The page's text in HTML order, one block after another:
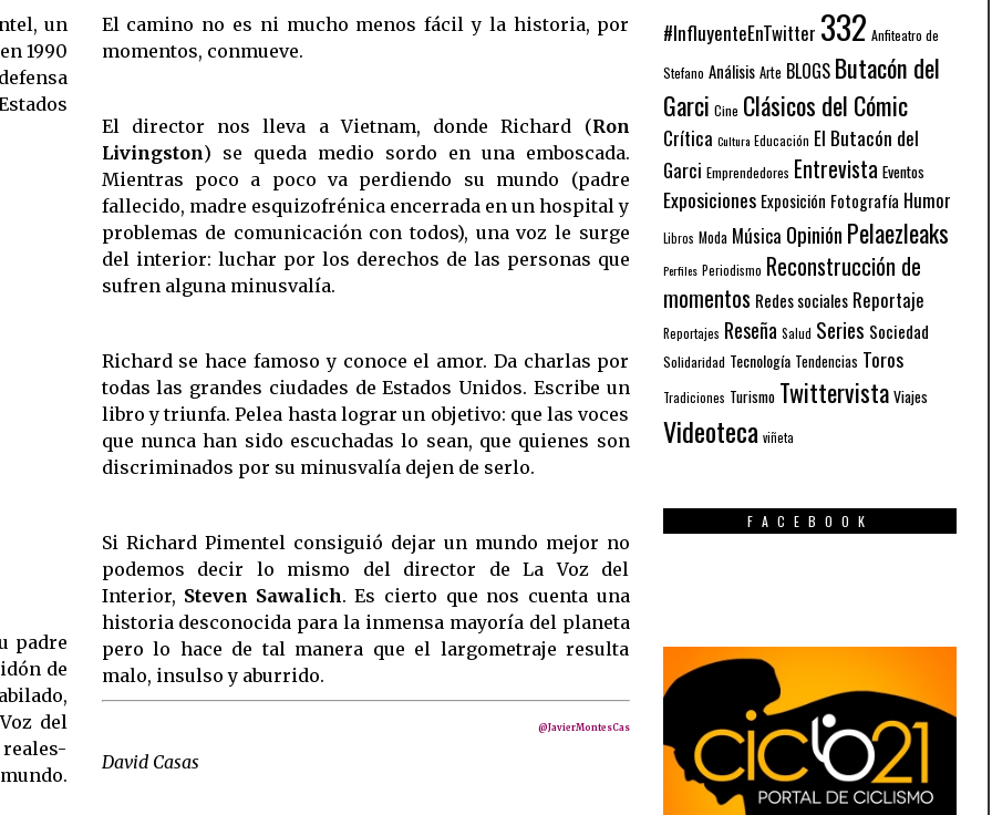
un
1990
padre
de
del
El camino no es ni mucho menos fácil y la historia, por
momentos, conmueve.
El director nos lleva a Vietnam, donde Richard (Ron
Livingston) se queda medio sordo en una emboscada.
Mientras poco a poco va perdiendo su mundo (padre
fallecido, madre esquizofrénica encerrada en un hospital y
problemas de comunicación con todos), una voz le surge
del interior: luchar por los derechos de las personas que
sufren alguna minusvalía.
Richard se hace famoso y conoce el amor. Da charlas por
todas las grandes ciudades de Estados Unidos. Escribe un
libro y triunfa. Pelea hasta lograr un objetivo: que las voces
que nunca han sido escuchadas lo sean, que quienes son
discriminados por su minusvalía dejen de serlo.
Si Richard Pimentel consiguió dejar un mundo mejor no
podemos decir lo mismo del director de La Voz del
Interior, Steven Sawalich. Es cierto que nos cuenta una
historia desconocida para la inmensa mayoría del planeta
pero lo hace de tal manera que el largometraje resulta
malo, insulso y aburrido.
@JavierMontesCas
David Casas
#InfluyenteEnTwitter 332 Anfiteatro de
Stefano Análisis Arte BLOGS Butacón del
Garci Cine Clásicos del Cómic
Crítica Cultura Educación El Butacón del
Garci Emprendedores Entrevista Eventos
Exposiciones Exposición Fotografía Humor
Libros Moda Música Opinión Pelaezleaks
Perfiles Periodismo Reconstrucción de
momentos Redes sociales Reportaje
Reportajes Reseña Salud Series Sociedad
Solidaridad Tecnología Tendencias Toros
Tradiciones Turismo Twittervista Viajes
Videoteca viñeta
FACEBOOK